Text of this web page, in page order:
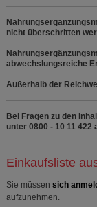
unserer
Website
auf unserer
Drittseiten
Dritte wie
übertragen
nicht überschritten
abwechslungsreiche
Außerhalb der
Bei Fragen zu den
unter 0800 - 10 11 422
Einkaufsliste
Sie müssen sich
aufzunehmen.